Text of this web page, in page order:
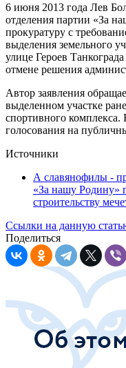
6 июня 2013 года Лев
отделения партии «За
прокуратуру с
выделения земельного
улице Героев
отмене решения
Автор заявления
выделенном участке
спортивного комплекса.
голосования на
Источники
А славянофилы -
«За нашу Родину»
строительству
Ссылки на данную
Поделиться